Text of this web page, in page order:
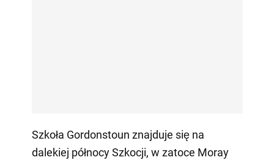
Szkoła Gordonstoun znajduje się na
dalekiej północy Szkocji, w zatoce Moray